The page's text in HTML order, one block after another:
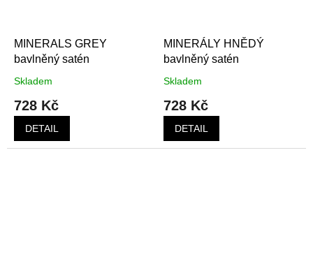
MINERALS GREY
bavlněný satén
Skladem
728 Kč
DETAIL
MINERÁLY HNĚDÝ
bavlněný satén
Skladem
728 Kč
DETAIL